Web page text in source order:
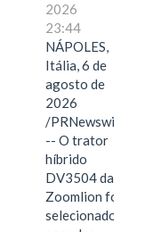
2026
23:44
NÁPOLES,
Itália, 6 de
agosto de
2026
/PRNewswire/
-- O trator
híbrido
DV3504 da
Zoomlion foi
selecionado